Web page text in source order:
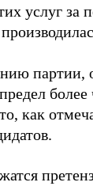
услуг за
как